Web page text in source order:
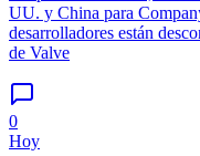
UU. y China para
desarrolladores están
de Valve
0
Hoy